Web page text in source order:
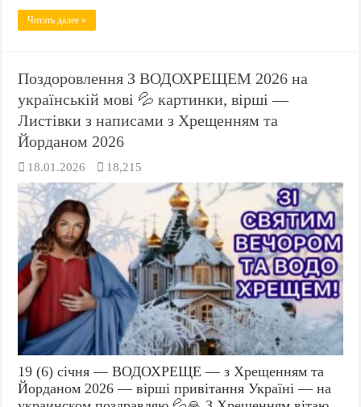
Читать далее »
Поздоровлення З ВОДОХРЕЩЕМ 2026 на
українській мові 💦 картинки, вірші —
Листівки з написами з Хрещенням та
Йорданом 2026
18.01.2026 18,215
19 (6) січня — ВОДОХРЕЩЕ — з Хрещенням та
Йорданом 2026 — вірші привітання Україні — на